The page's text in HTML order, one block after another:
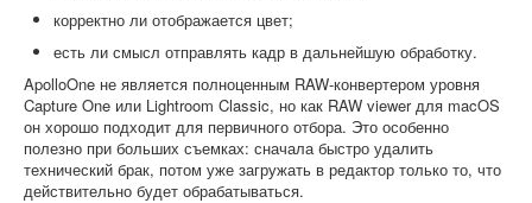
корректно ли отображается цвет;
есть ли смысл отправлять кадр в дальнейшую обработку.
ApolloOne не является полноценным RAW-конвертером уровня
Capture One или Lightroom Classic, но как RAW viewer для macOS
он хорошо подходит для первичного отбора. Это особенно
полезно при больших съемках: сначала быстро удалить
технический брак, потом уже загружать в редактор только то, что
действительно будет обрабатываться.